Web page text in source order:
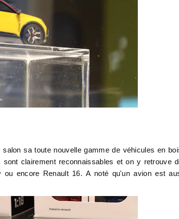
sa toute nouvelle gamme de véhicules en
clairement reconnaissables et on y retrouve
ou encore Renault 16.A noté qu'un avion est